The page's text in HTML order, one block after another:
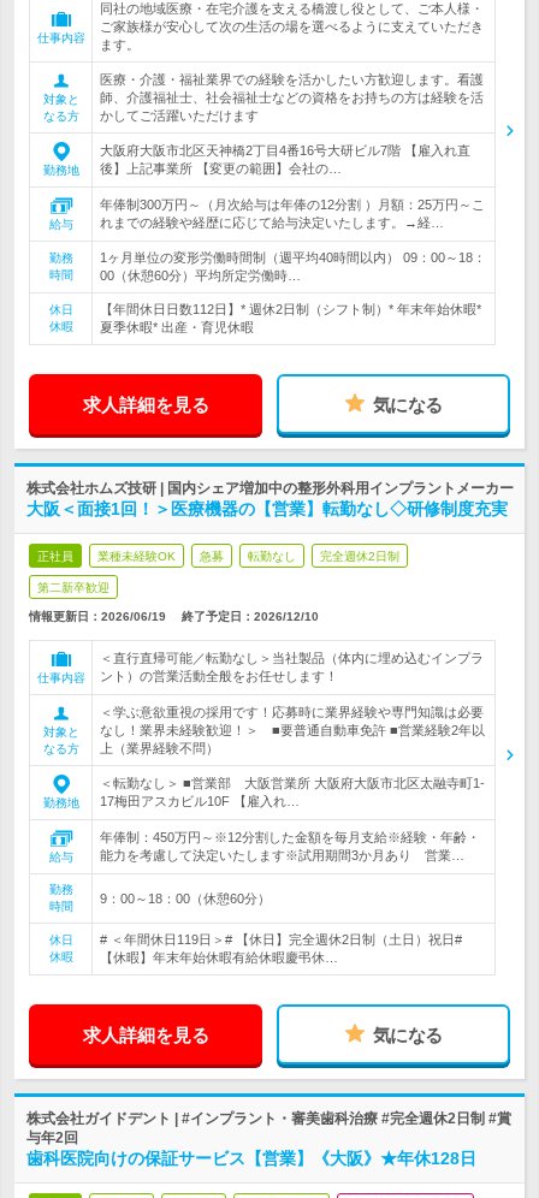
仕事内容
同社の地域医療・在宅介護を支える橋渡し役として、ご本人様・
ご家族様が安心して次の生活の場を選べるように支えていただき
ます。
対象と
なる方
医療・介護・福祉業界での経験を活かしたい方歓迎します。看護
師、介護福祉士、社会福祉士などの資格をお持ちの方は経験を活
かしてご活躍いただけます
勤務地
大阪府大阪市北区天神橋2丁目4番16号大研ビル7階 【雇入れ直
後】上記事業所 【変更の範囲】会社の…
給与
年俸制300万円～（月次給与は年俸の12分割 ）月額：25万円～こ
れまでの経験や経歴に応じて給与決定いたします。→経…
勤務
時間
1ヶ月単位の変形労働時間制（週平均40時間以内） 09：00～18：
00（休憩60分）平均所定労働時…
休日
休暇
【年間休日日数112日】* 週休2日制（シフト制）* 年末年始休暇*
夏季休暇* 出産・育児休暇
求人詳細を見る 気になる
株式会社ホムズ技研 | 国内シェア増加中の整形外科用インプラントメーカー
大阪＜面接1回！＞医療機器の【営業】転勤なし◇研修制度充実
正社員 業種未経験OK 急募 転勤なし 完全週休2日制
第二新卒歓迎
情報更新日：2026/06/19 終了予定日： 2026/12/10
仕事内容
＜直行直帰可能／転勤なし＞当社製品（体内に埋め込むインプラ
ント）の営業活動全般をお任せします！
対象と
なる方
＜学ぶ意欲重視の採用です！応募時に業界経験や専門知識は必要
なし！業界未経験歓迎！＞ ■要普通自動車免許 ■営業経験2年以
上（業界経験不問）
勤務地
＜転勤なし＞ ■営業部 大阪営業所 大阪府大阪市北区太融寺町1-
17梅田アスカビル10F 【雇入れ…
給与
年俸制：450万円～※12分割した金額を毎月支給※経験・年齢・
能力を考慮して決定いたします※試用期間3か月あり 営業…
勤務
時間
9：00～18：00（休憩60分）
休日
休暇
# ＜年間休日119日＞# 【休日】完全週休2日制（土日）祝日#
【休暇】年末年始休暇有給休暇慶弔休…
求人詳細を見る 気になる
株式会社ガイドデント | #インプラント・審美歯科治療 #完全週休2日制 #賞
与年2回
歯科医院向けの保証サービス【営業】《大阪》★年休128日